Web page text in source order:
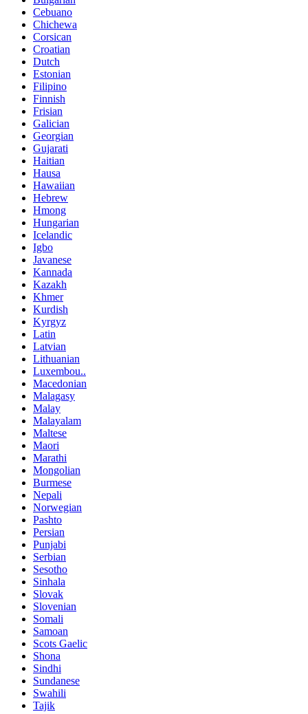
Cebuano
Chichewa
Corsican
Croatian
Dutch
Estonian
Filipino
Finnish
Frisian
Galician
Georgian
Gujarati
Haitian
Hausa
Hawaiian
Hebrew
Hmong
Hungarian
Icelandic
Igbo
Javanese
Kannada
Kazakh
Khmer
Kurdish
Kyrgyz
Latin
Latvian
Lithuanian
Luxembou..
Macedonian
Malagasy
Malay
Malayalam
Maltese
Maori
Marathi
Mongolian
Burmese
Nepali
Norwegian
Pashto
Persian
Punjabi
Serbian
Sesotho
Sinhala
Slovak
Slovenian
Somali
Samoan
Scots Gaelic
Shona
Sindhi
Sundanese
Swahili
Tajik